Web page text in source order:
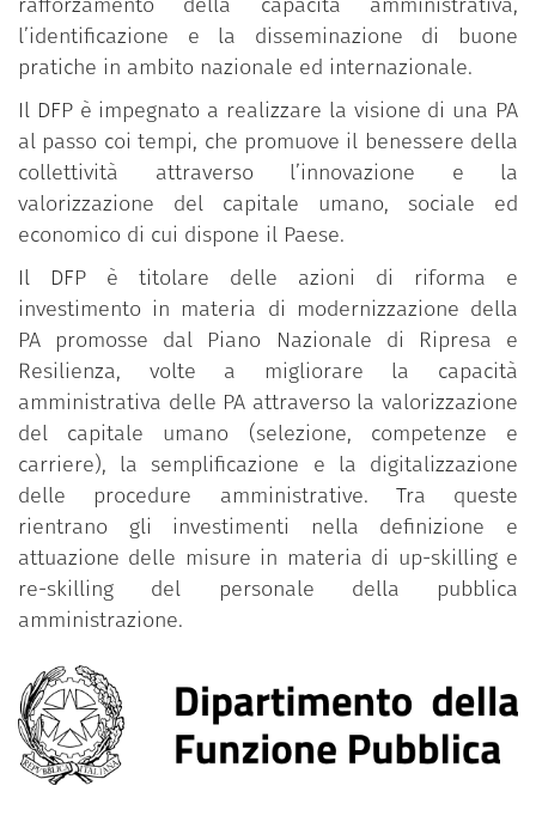
l’identificazione e la disseminazione di buone
pratiche in ambito nazionale ed internazionale.
Il DFP è impegnato a realizzare la visione di una PA
al passo coi tempi, che promuove il benessere della
collettività attraverso l’innovazione e la
valorizzazione del capitale umano, sociale ed
economico di cui dispone il Paese.
Il DFP è titolare delle azioni di riforma e
investimento in materia di modernizzazione della
PA promosse dal Piano Nazionale di Ripresa e
Resilienza, volte a migliorare la capacità
amministrativa delle PA attraverso la valorizzazione
del capitale umano (selezione, competenze e
carriere), la semplificazione e la digitalizzazione
delle procedure amministrative. Tra queste
rientrano gli investimenti nella definizione e
attuazione delle misure in materia di up-skilling e
re-skilling del personale della pubblica
amministrazione.